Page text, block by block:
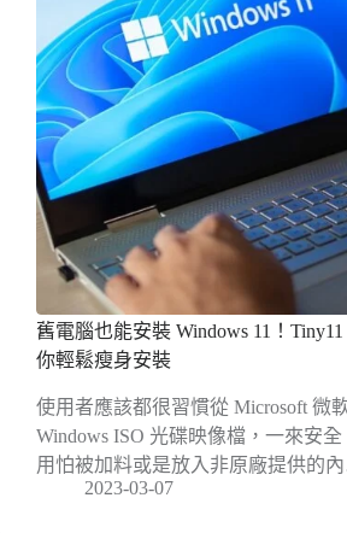
舊電腦也能安裝 Windows 11！
你輕鬆瘦身安裝
使用者應該都很習慣從 Microsoft 微
Windows ISO 光碟映像檔，一來安
用怕被加料或是放入非原廠提供的
2023-03-07